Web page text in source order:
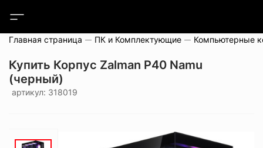
Главная страница ПК и Комплектующие Компьютерные
Купить Корпус Zalman P40 Namu
(черный)
артикул: 318019